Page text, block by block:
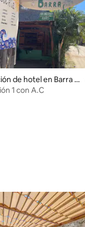
4.89 de 5, 133 reseñas
de hotel en Barra d
habitación 1 con A.C